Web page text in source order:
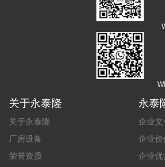
关于永泰隆
关于永泰隆
厂房设备
荣誉资质
永泰
企业文
企业价
企业优